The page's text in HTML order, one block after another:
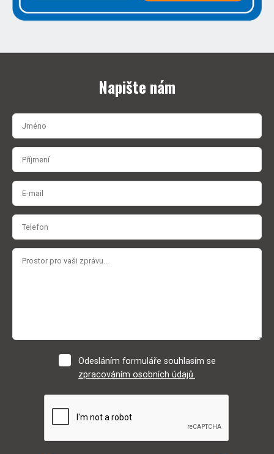
Napište nám
Odesláním formuláře souhlasím se
zpracováním osobních údajů.